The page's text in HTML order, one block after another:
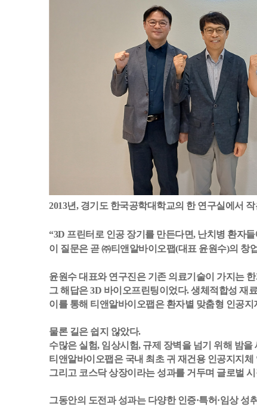
2013년, 경기도 한국공학대학교의 한 연구실에서
“3D 프린터로 인공 장기를 만든다면, 난치병 환자
이 질문은 곧 ㈜티앤알바이오팹(대표 윤원수)의 창
윤원수 대표와 연구진은 기존 의료기술이 가지는
그 해답은 3D 바이오프린팅이었다. 생체적합성 재
이를 통해 티앤알바이오팹은 환자별 맞춤형 인공
물론 길은 쉽지 않았다.
수많은 실험, 임상시험, 규제 장벽을 넘기 위해 밤
티앤알바이오팹은 국내 최초 귀 재건용 인공지지체
그리고 코스닥 상장이라는 성과를 거두며 글로벌
그동안의 도전과 성과는 다양한 인증·특허·임상 성